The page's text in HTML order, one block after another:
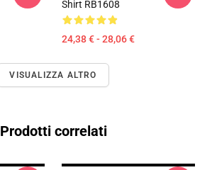
Shirt RB1608
24,38 € - 28,06 €
VISUALIZZA ALTRO
Prodotti correlati